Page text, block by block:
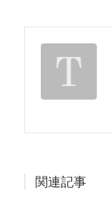
関連記事